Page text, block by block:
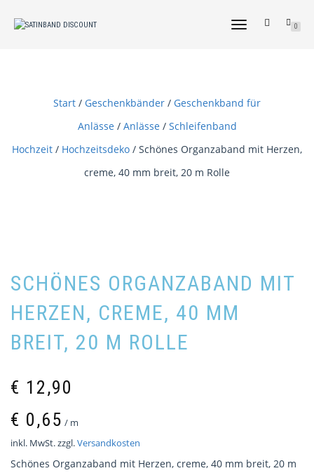
NAVIGATION
0
Start / Geschenkbänder / Geschenkband für
Anlässe/ Anlässe/ Schleifenband
Hochzeit / Hochzeitsdeko / Schönes Organzaband mit Herzen,
creme, 40 mm breit, 20 m Rolle
SCHÖNES ORGANZABAND MIT
HERZEN, CREME, 40 MM
BREIT, 20 M ROLLE
€ 12,90
€ 0,65 / m
inkl. MwSt.zzgl.Versandkosten
Schönes Organzaband mit Herzen, creme, 40 mm breit, 20 m